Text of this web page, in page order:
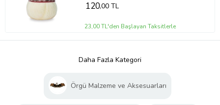
120,00 TL
23,00 TL'den Başlayan Taksitlerle
Daha Fazla Kategori
Örgü Malzeme ve Aksesuarları